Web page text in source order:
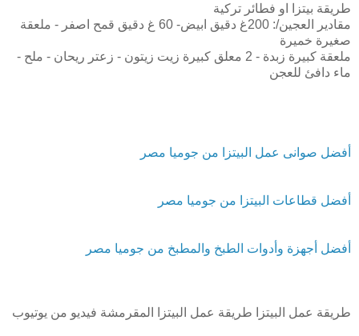
طريقة بيتزا او فطائر تركية
مقادير العجين/: 200غ دقيق ابيض- 60 غ دقيق قمح اصفر - ملعقة
صغيرة خميرة
ملعقة كبيرة زبدة - 2 معلق كبيرة زيت زيتون - زعتر ريحان - ملح -
ماء دافئ للعجن
أفضل صوانى عمل البيتزا من جوميا مصر
أفضل قطاعات البيتزا من جوميا مصر
أفضل أجهزة وأدوات الطبخ والمطبخ من جوميا مصر
طريقة عمل البيتزا طريقة عمل البيتزا المقرمشة فيديو من يوتيوب